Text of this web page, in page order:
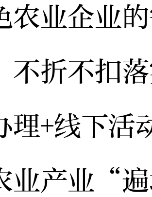
农业企业
不折不扣
理+线下
业产业“